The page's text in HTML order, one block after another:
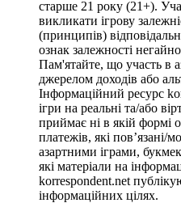
старше 21 року (21+).
викликати ігрову
(принципів)
ознак залежності негайно
Пам'ятайте, що участь в
джерелом доходів або
Інформаційний ресурс
ігри на реальні та/або
приймає ні в якій формі
платежів, які пов’язані/
азартними іграми,
які матеріали на
korrespondent.net
інформаційних цілях.